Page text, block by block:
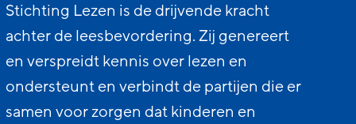
Stichting Lezen is de drijvende kracht
achter de leesbevordering. Zij genereert
en verspreidt kennis over lezen en
ondersteunt en verbindt de partijen die er
samen voor zorgen dat kinderen en